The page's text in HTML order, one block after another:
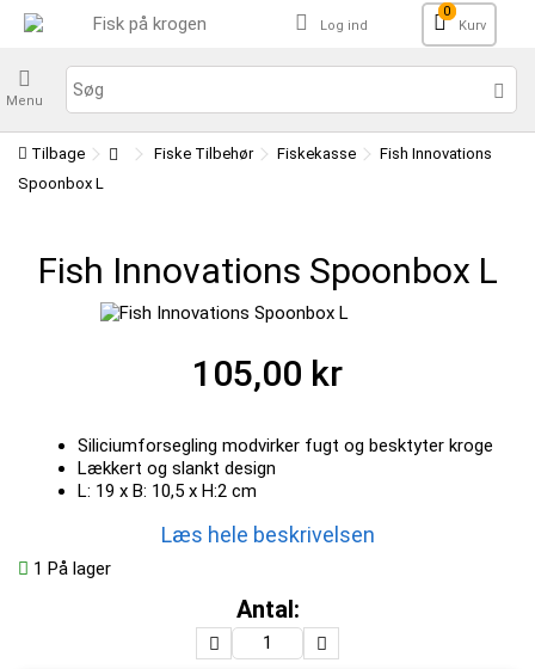
Log ind
0
Kurv
Menu
Tilbage Fiske Tilbehør Fiskekasse
Fish Innovations
Spoonbox L
Fish Innovations Spoonbox L
105,00 kr
Siliciumforsegling modvirker fugt og besktyter kroge
Lækkert og slankt design
L: 19 x B: 10,5 x H:2 cm
Læs hele beskrivelsen
1 På lager
Antal: